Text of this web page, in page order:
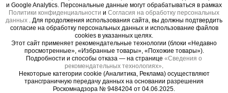
и Google Analytics. Персональные данные могут обрабатываться в рамках
Политики конфиденциальности и Согласия на обработку персональных
данных . Для продолжения использования сайта, вы должны подтвердить
согласие на обработку персональных данных и использование файлов
cookies в указанных целях.
Этот сайт применяет рекомендательные технологии (блоки «Недавно
просмотренные», «Избранные товары», «Похожие товары»).
Подробности и способы отказа — на странице «Сведения о
рекомендательных технологиях».
Некоторые категории cookie (Аналитика, Реклама) осуществляют
трансграничную передачу данных на основании разрешения
Роскомнадзора № 9484204 от 04.06.2025.